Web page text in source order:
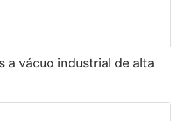
a vácuo industrial de alta